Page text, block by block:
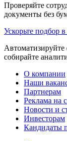
Проверяйте
документы без
Ускорьте подбор
Автоматизируйте
собирайте
О компании
Наши
Партнерам
Реклама на
Новости и
Инвесторам
Кандидаты